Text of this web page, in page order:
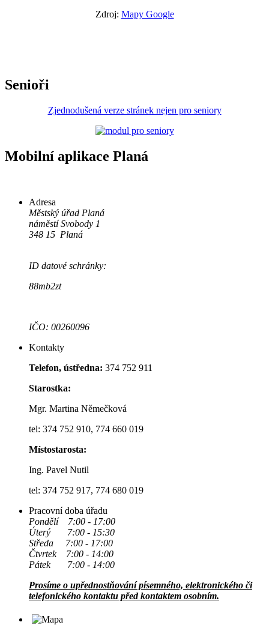
Zdroj: Mapy Google
Senioři
Zjednodušená verze stránek nejen pro seniory
Mobilní aplikace Planá
Adresa
Městský úřad Planá
náměstí Svobody 1
348 15 Planá
ID datové schránky:
88mb2zt
IČO: 00260096
Kontakty
Telefon, ústředna: 374 752 911
Starostka:
Mgr. Martina Němečková
tel: 374 752 910, 774 660 019
Místostarosta:
Ing. Pavel Nutil
tel: 374 752 917, 774 680 019
Pracovní doba úřadu
Pondělí 7:00 - 17:00
Úterý 7:00 - 15:30
Středa 7:00 - 17:00
Čtvrtek 7:00 - 14:00
Pátek 7:00 - 14:00
Prosíme o upřednostňování písemného, elektronického či
telefonického kontaktu před kontaktem osobním.